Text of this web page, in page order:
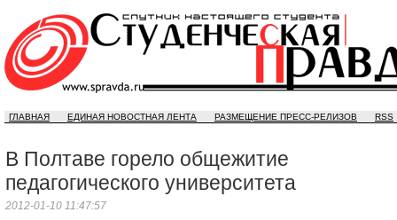
ГЛАВНАЯ ЕДИНАЯ НОВОСТНАЯ ЛЕНТА РАЗМЕЩЕНИЕ ПРЕСС-РЕЛИЗОВ RSS
В Полтаве горело общежитие
педагогического университета
2012-01-10 11:47:57